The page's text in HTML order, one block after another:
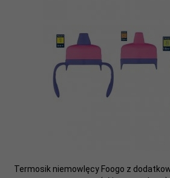
Termosik niemowlęcy Foogo z